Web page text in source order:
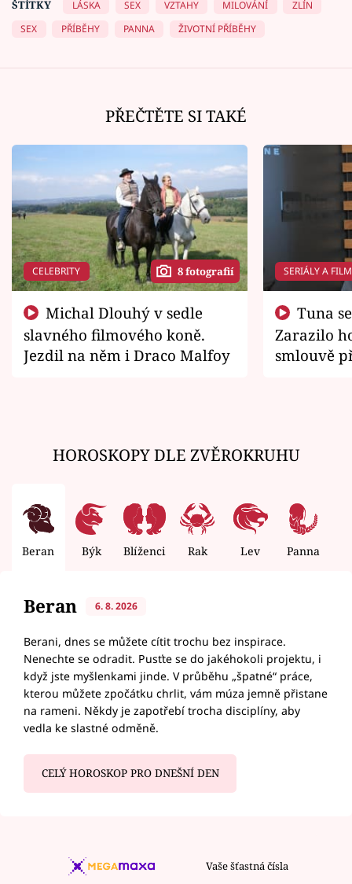
ŠTÍTKY
LÁSKA SEX VZTAHY MILOVÁNÍ
ZLÍN
SEX
PŘÍBĚHY PANNA ŽIVOTNÍ PŘÍBĚHY
PŘEČTĚTE SI TAKÉ
CELEBRITY 8 fotografií
slavného filmového koně.
Jezdil na něm i Draco Malfoy
SERIÁLY A
Zarazilo
smlouvě
HOROSKOPY DLE ZVĚROKRUHU
Beran Býk Blíženci Rak Lev Panna
Beran 6. 8. 2026
Berani, dnes se můžete cítit trochu bez inspirace.
Nenechte se odradit. Pusťte se do jakéhokoli projektu, i
když jste myšlenkami jinde. V průběhu „špatné“ práce,
kterou můžete zpočátku chrlit, vám múza jemně přistane
na rameni. Někdy je zapotřebí trocha disciplíny, aby
vedla ke slastné odměně.
CELÝ HOROSKOP PRO DNEŠNÍ DEN
Vaše šťastná čísla